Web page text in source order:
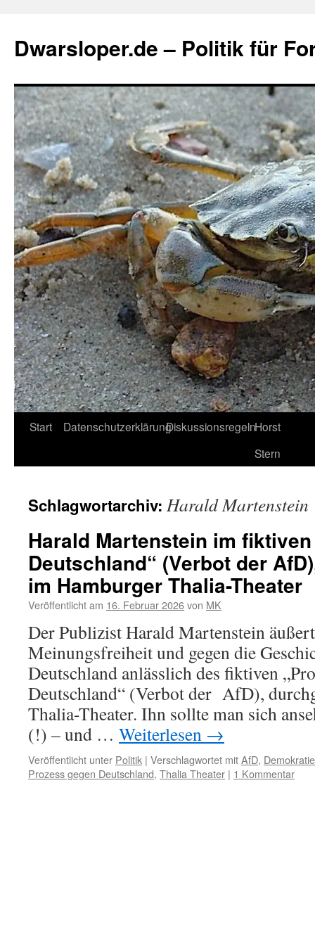
springen
Dwarsloper.de – Politik für
Start DatenschutzerklärungDiskussionsregelnHorst
Stern
Schlagwortarchiv: Harald Martenstein
Harald Martenstein im
Deutschland“ (Verbot der
im Hamburger Thalia-Theater
Veröffentlicht am 16. Februar 2026von MK
Der Publizist Harald Martenstein
Meinungsfreiheit und gegen die
Deutschland anlässlich des fiktiven
Deutschland“ (Verbot der AfD),
Thalia-Theater. Ihn sollte man sich
(!) – und … Weiterlesen →
Veröffentlicht unter Politik | Verschlagwortet mitAfD, Demokratie
Prozess gegen Deutschland, Thalia Theater | 1 Kommentar